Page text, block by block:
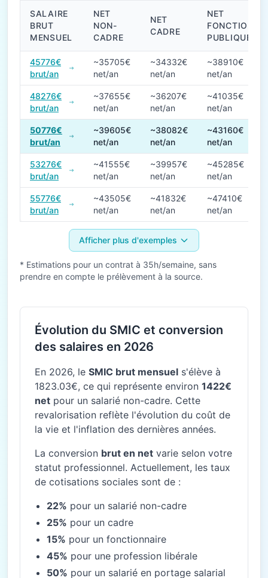
Conversions de salaire brut en net en 2026
SALAIRE
BRUT
MENSUEL
NET
NON-
CADRE
NET
CADRE
NET
FONCTION
PUBLIQUE
45776€
brut/an
~35705€
net/an
~34332€
net/an
~38910€
net/an
48276€
brut/an
~37655€
net/an
~36207€
net/an
~41035€
net/an
50776€
brut/an
~39605€
net/an
~38082€
net/an
~43160€
net/an
53276€
brut/an
~41555€
net/an
~39957€
net/an
~45285€
net/an
55776€
brut/an
~43505€
net/an
~41832€
net/an
~47410€
net/an
Afficher plus d'exemples
* Estimations pour un contrat à 35h/semaine, sans
prendre en compte le prélèvement à la source.
Évolution du SMIC et conversion
des salaires en 2026
En 2026, le SMIC brut mensuel s'élève à
1823.03€, ce qui représente environ 1422€
net pour un salarié non-cadre. Cette
revalorisation reflète l'évolution du coût de
la vie et l'inflation des dernières années.
La conversion brut en net varie selon votre
statut professionnel. Actuellement, les taux
de cotisations sociales sont de :
22% pour un salarié non-cadre
25% pour un cadre
15% pour un fonctionnaire
45% pour une profession libérale
50% pour un salarié en portage salarial